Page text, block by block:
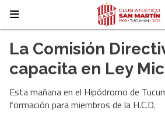
La Comisión
capacita en Ley
Esta mañana en el Hipódromo de
formación para miembros de la H.C.D.